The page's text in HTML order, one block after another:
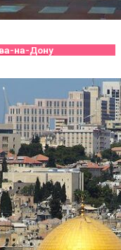
на-Дону